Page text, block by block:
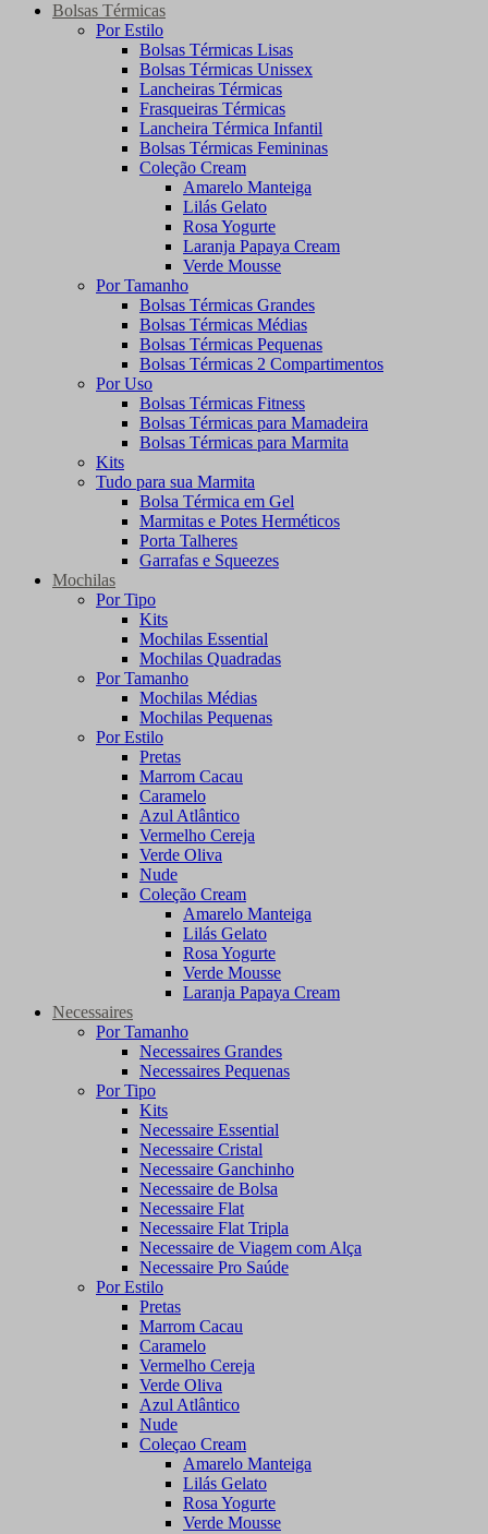
Bolsas Térmicas
Por Estilo
Bolsas Térmicas Lisas
Bolsas Térmicas Unissex
Lancheiras Térmicas
Frasqueiras Térmicas
Lancheira Térmica Infantil
Bolsas Térmicas Femininas
Coleção Cream
Amarelo Manteiga
Lilás Gelato
Rosa Yogurte
Laranja Papaya Cream
Verde Mousse
Por Tamanho
Bolsas Térmicas Grandes
Bolsas Térmicas Médias
Bolsas Térmicas Pequenas
Bolsas Térmicas 2 Compartimentos
Por Uso
Bolsas Térmicas Fitness
Bolsas Térmicas para Mamadeira
Bolsas Térmicas para Marmita
Kits
Tudo para sua Marmita
Bolsa Térmica em Gel
Marmitas e Potes Herméticos
Porta Talheres
Garrafas e Squeezes
Mochilas
Por Tipo
Kits
Mochilas Essential
Mochilas Quadradas
Por Tamanho
Mochilas Médias
Mochilas Pequenas
Por Estilo
Pretas
Marrom Cacau
Caramelo
Azul Atlântico
Vermelho Cereja
Verde Oliva
Nude
Coleção Cream
Amarelo Manteiga
Lilás Gelato
Rosa Yogurte
Verde Mousse
Laranja Papaya Cream
Necessaires
Por Tamanho
Necessaires Grandes
Necessaires Pequenas
Por Tipo
Kits
Necessaire Essential
Necessaire Cristal
Necessaire Ganchinho
Necessaire de Bolsa
Necessaire Flat
Necessaire Flat Tripla
Necessaire de Viagem com Alça
Necessaire Pro Saúde
Por Estilo
Pretas
Marrom Cacau
Caramelo
Vermelho Cereja
Verde Oliva
Azul Atlântico
Nude
Coleçao Cream
Amarelo Manteiga
Lilás Gelato
Rosa Yogurte
Verde Mousse